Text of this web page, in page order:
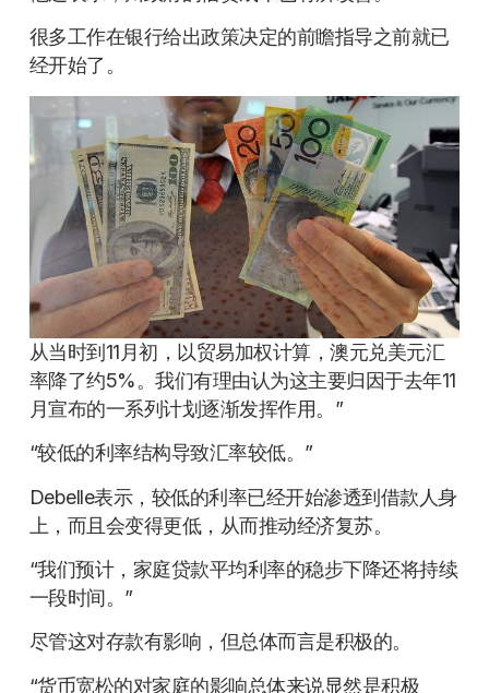
很多工作在银行给出政策决定的前瞻指导之前就已
经开始了。
从当时到11月初，以贸易加权计算，澳元兑美元汇
率降了约5%。我们有理由认为这主要归因于去年11
月宣布的一系列计划逐渐发挥作用。”
“较低的利率结构导致汇率较低。”
Debelle表示，较低的利率已经开始渗透到借款人身
上，而且会变得更低，从而推动经济复苏。
“我们预计，家庭贷款平均利率的稳步下降还将持续
一段时间。”
尽管这对存款有影响，但总体而言是积极的。
“货币宽松的对家庭的影响总体来说显然是积极